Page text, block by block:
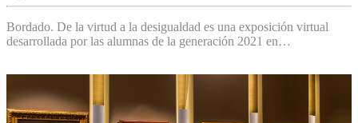
Bordado. De la virtud a la desigualdad es una exposición virtual
desarrollada por las alumnas de la generación 2021 en…